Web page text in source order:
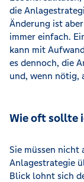
die
Änderung ist
immer einfach.
kann mit
es dennoch, die
und, wenn nötig,
Wie oft sollte
Sie müssen nicht
Anlagestrategie
Blick lohnt sich